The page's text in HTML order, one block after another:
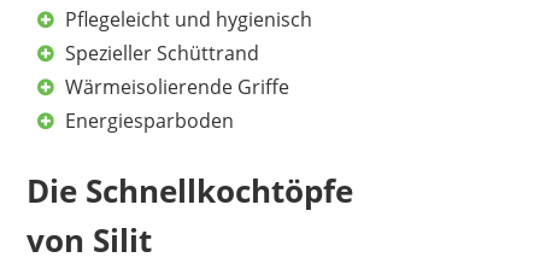
Pflegeleicht und hygienisch
Spezieller Schüttrand
Wärmeisolierende Griffe
Energiesparboden
Die Schnellkochtöpfe
von Silit